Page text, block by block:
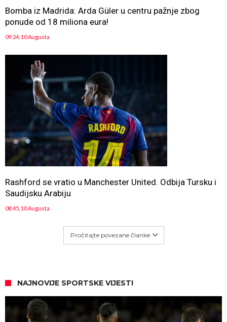
Bomba iz Madrida: Arda Güler u centru pažnje zbog
ponude od 18 miliona eura!
09:24, 10 Augusta
Rashford se vratio u Manchester United. Odbija Tursku i
Saudijsku Arabiju
08:45, 10 Augusta
Pročitajte povezane članke
NAJNOVIJE SPORTSKE VIJESTI